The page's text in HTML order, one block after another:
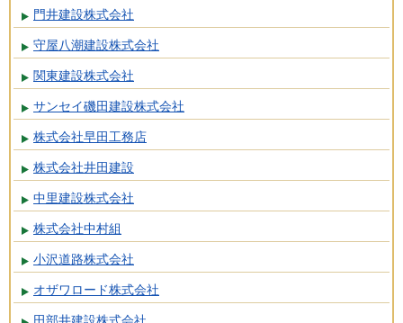
門井建設株式会社
守屋八潮建設株式会社
関東建設株式会社
サンセイ磯田建設株式会社
株式会社早田工務店
株式会社井田建設
中里建設株式会社
株式会社中村組
小沢道路株式会社
オザワロード株式会社